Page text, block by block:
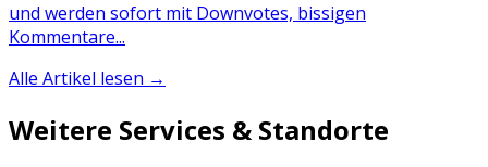
und werden sofort mit Downvotes, bissigen
Kommentare...
Alle Artikel lesen →
Weitere Services & Standorte